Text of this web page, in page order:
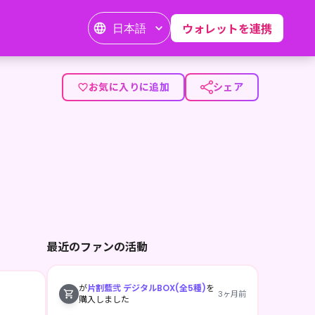
日本語 ウォレットを連携
お気に入りに追加 シェア
最近のファンの活動
が片割藍弐 デジタルBOX(全5種)を
購入しました
3ヶ月前